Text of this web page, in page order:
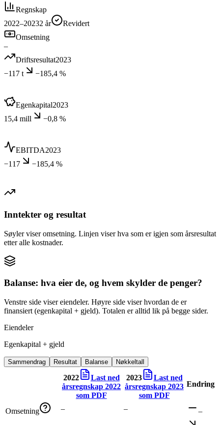
Regnskap
2022–20232 år
Revidert
Omsetning
–
Driftsresultat2023
−117 t
−185,4 %
Egenkapital2023
15,4 mill
−0,8 %
EBITDA2023
−117
−185,4 %
Inntekter og resultat
Søyler viser omsetning. Linjen viser hva som er igjen som årsresultat
etter alle kostnader.
Balanse: hva eier de, og hvem skylder de penger?
Venstre side viser eiendeler. Høyre side viser hvordan de er
finansiert (egenkapital + gjeld). Totalen er alltid lik på begge sider.
Eiendeler
Egenkapital + gjeld
Sammendrag Resultat Balanse Nøkkeltall
2022
Last ned
årsregnskap 2022
som PDF
2023
Last ned
årsregnskap 2023
som PDF
Endring
Omsetning – – –